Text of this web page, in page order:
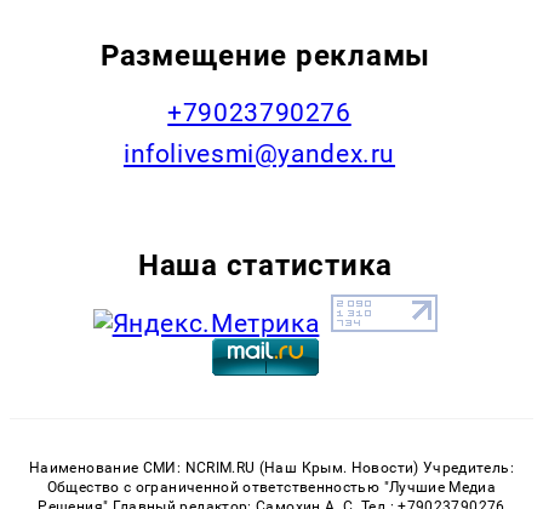
Размещение рекламы
+79023790276
infolivesmi@yandex.ru
Наша статистика
Наименование СМИ: NCRIM.RU (Наш Крым. Новости) Учредитель:
Общество с ограниченной ответственностью "Лучшие Медиа